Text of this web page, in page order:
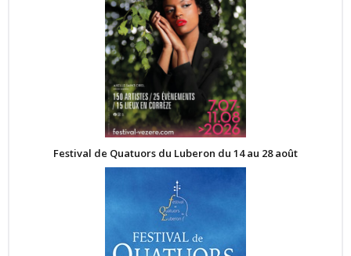
Festival de Quatuors du Luberon du 14 au 28 août